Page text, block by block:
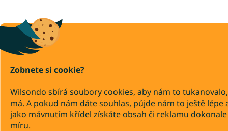
Zobnete si cookie?
Wilsondo sbírá soubory cookies, aby nám to
má. A pokud nám dáte souhlas, půjde nám to ještě lépe
jako mávnutím křídel získáte obsah či reklamu
míru.